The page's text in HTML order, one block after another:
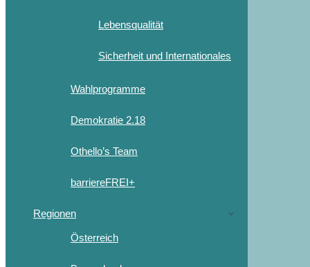
Lebensqualität
Sicherheit und Internationales
Wahlprogramme
Demokratie 2.18
Othello’s Team
barriereFREI+
Regionen
Österreich